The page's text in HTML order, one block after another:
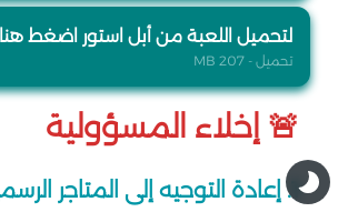
لتحميل اللعبة من أبل استور اضغط هنا
تحميل - 207 MB
🚨 إخلاء المسؤولية
1. إعادة التوجيه إلى المتاجر الرسمية